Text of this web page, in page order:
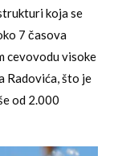
koja se
7 časova
cevovodu visoke
Radovića, što je
od 2.000